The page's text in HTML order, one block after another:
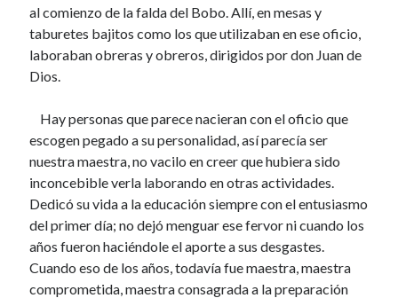
LENGUA Y ORTOGRAFÍA
5 diciembre, 2021
SE ACABÓ LA LEÑA
20 noviembre, 2021
LA TÍA AURA PASTORA
DE LAS SEMANAS SANTAS
17 septiembre, 2021
COINCIDENCIAS COINCIDENTES
17 septiembre, 2021
17 septiembre, 2021
EL SEÑOR LENGUA DE VACA
11 septiembre, 2021
EL NEGOCIO DE LAS TOTUMAS
28 agosto, 2021
al comienzo de la falda del Bobo. Allí, en mesas y
taburetes bajitos como los que utilizaban en ese oficio,
laboraban obreras y obreros, dirigidos por don Juan de
Dios.
Hay personas que parece nacieran con el oficio que
escogen pegado a su personalidad, así parecía ser
nuestra maestra, no vacilo en creer que hubiera sido
inconcebible verla laborando en otras actividades.
Dedicó su vida a la educación siempre con el entusiasmo
del primer día; no dejó menguar ese fervor ni cuando los
años fueron haciéndole el aporte a sus desgastes.
Cuando eso de los años, todavía fue maestra, maestra
comprometida, maestra consagrada a la preparación